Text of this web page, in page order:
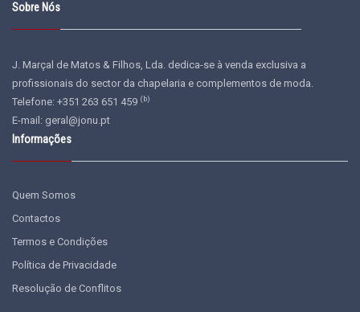
Sobre Nós
J. Marçal de Matos & Filhos, Lda. dedica-se à venda exclusiva a
profissionais do sector da chapelaria e complementos de moda.
Telefone: +351 263 651 459 (b)
E-mail: geral@jonu.pt
Informações
Quem Somos
Contactos
Termos e Condições
Política de Privacidade
Resolução de Conflitos